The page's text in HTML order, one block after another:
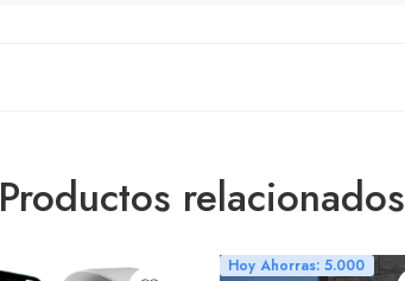
Productos relacionados
Hoy Ahorras: 5.000